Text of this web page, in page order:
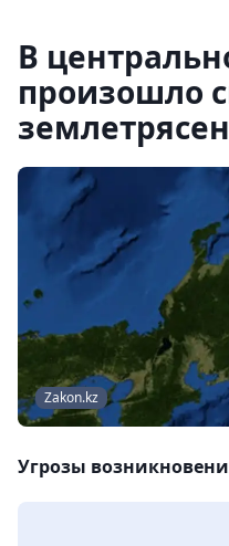
В
произошло
Zakon.kz
Угрозы